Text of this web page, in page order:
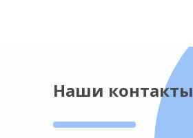
Наши контакты